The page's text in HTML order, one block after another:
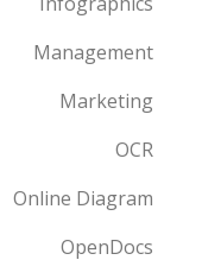
Management
Marketing
OCR
Online Diagram
OpenDocs